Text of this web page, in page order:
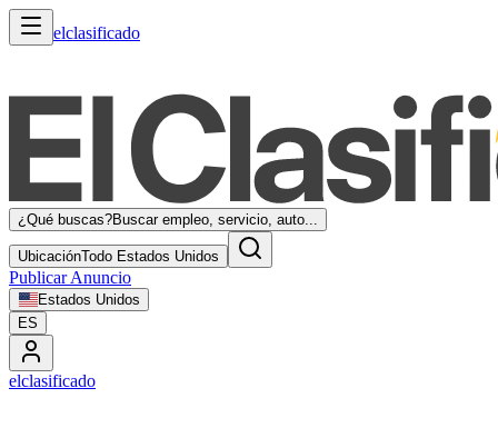
elclasificado
¿Qué buscas?Buscar empleo, servicio, auto...
UbicaciónTodo Estados Unidos
Publicar Anuncio
Estados Unidos
ES
elclasificado